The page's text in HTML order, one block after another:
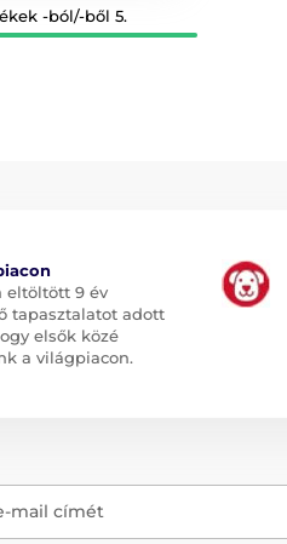
-ból/-ből 5.
eltöltött 9 év
tapasztalatot adott
elsők közé
a világpiacon.
mail címét